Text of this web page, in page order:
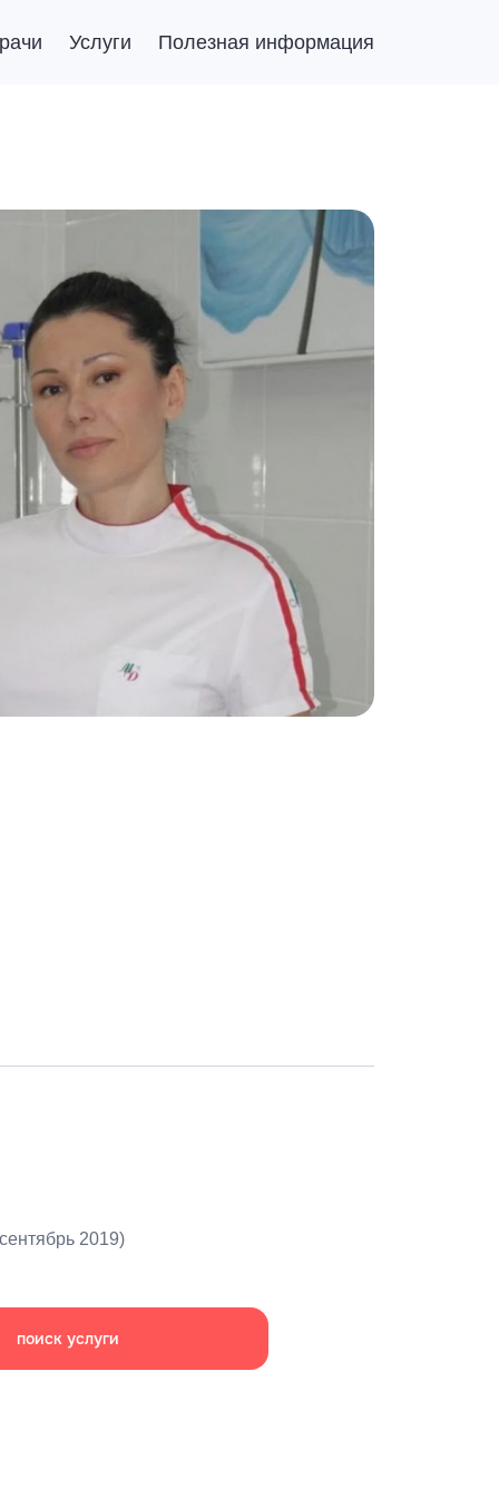
Услуги Полезная информация
2019)
поиск услуги